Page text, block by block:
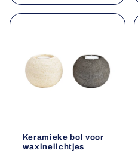
Keramieke bol voor
waxinelichtjes